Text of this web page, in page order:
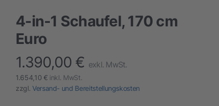
4-in-1 Schaufel, 170 cm
Euro
finalProduct information
1.390,00 € exkl. MwSt.
1.654,10 € inkl. MwSt.
zzgl. Versand- und Bereitstellungskosten